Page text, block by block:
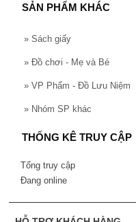
SẢN PHẨM KHÁC
» Sách giấy
» Đồ chơi - Mẹ và Bé
» VP Phẩm - Đồ Lưu Niệm
» Nhóm SP khác
THỐNG KÊ TRUY CẬP
Tổng truy cập
Đang online